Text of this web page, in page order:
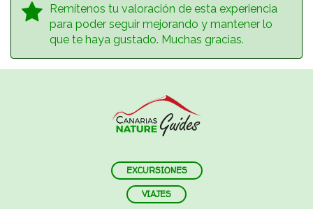
Remítenos tu valoración de esta experiencia
para poder seguir mejorando y mantener lo
que te haya gustado. Muchas gracias.
EXCURSIONES
VIAJES